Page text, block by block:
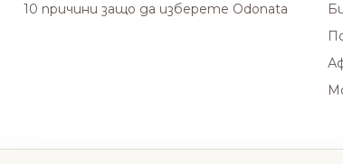
10 причини защо да изберете Odonata